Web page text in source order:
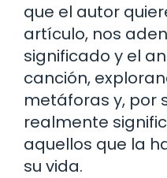
que el autor
artículo, nos
significado y el
canción,
metáforas y, por
realmente
aquellos que la
su vida.